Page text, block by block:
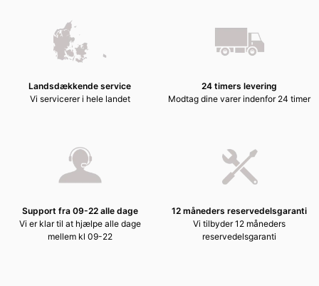
Landsdækkende service
Vi servicerer i hele landet
24 timers levering
Modtag dine varer indenfor 24 timer
Support fra 09-22 alle dage
Vi er klar til at hjælpe alle dage
mellem kl 09-22
12 måneders reservedelsgaranti
Vi tilbyder 12 måneders
reservedelsgaranti